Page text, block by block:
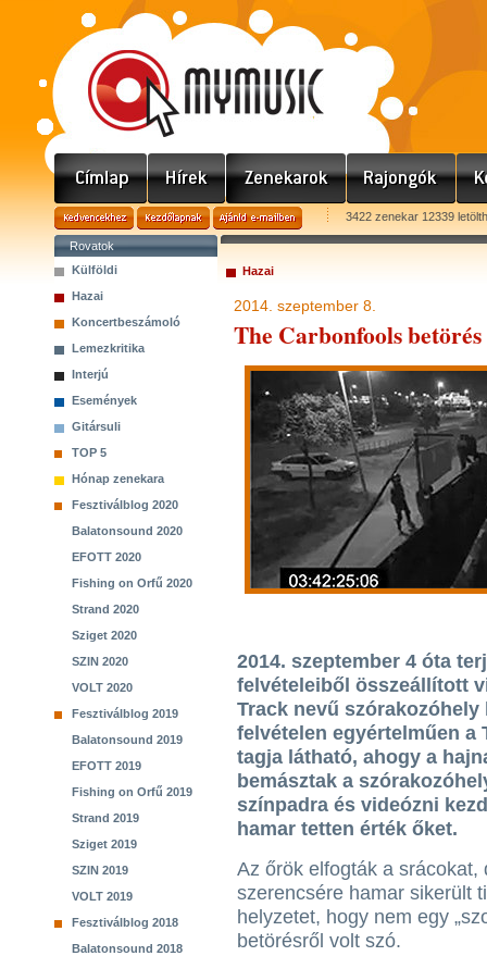
3422 zenekar 12339
Rovatok
Külföldi
Hazai
Koncertbeszámoló
Lemezkritika
Interjú
Események
Gitársuli
TOP 5
Hónap zenekara
Fesztiválblog 2020
Balatonsound 2020
EFOTT 2020
Fishing on Orfű 2020
Strand 2020
Sziget 2020
SZIN 2020
VOLT 2020
Fesztiválblog 2019
Balatonsound 2019
EFOTT 2019
Fishing on Orfű 2019
Strand 2019
Sziget 2019
SZIN 2019
VOLT 2019
Fesztiválblog 2018
Balatonsound 2018
Hazai
2014. szeptember 8.
The Carbonfools
2014. szeptember 4 óta
felvételeiből összeállított
Track nevű
felvételen egyértelműen a
tagja látható, ahogy a
bemásztak a
színpadra és videózni
hamar tetten érték őket.
Az őrök elfogták a srácokat,
szerencsére hamar sikerült
helyzetet, hogy nem egy
betörésről volt szó.